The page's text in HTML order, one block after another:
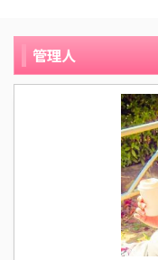
や乳液などが1つにま
まったこのメディプ
ゲルを知りました。
もとめんどくさがり
肌の手入れも楽した
思っていたので ...
水・乳液・美容液が
つになった保湿ジェ
で、洗顔後にこれ１
スキンケアが終了で
時短コスメです。
水・乳液・美容液が
つになった保湿ジェ
の、口コミレビュー
介します。 37歳の
です。肌質は敏感肌
管理人